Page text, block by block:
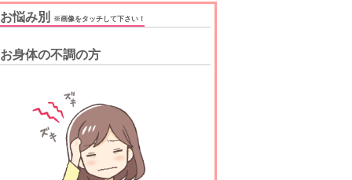
悩み別 ※画像をタッチして下さい！
身体の不調の方